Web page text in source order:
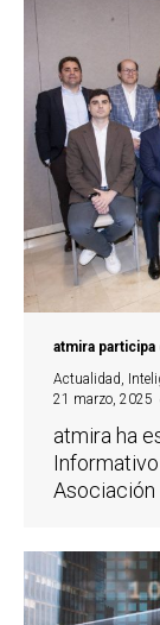
atmira
Actualidad,
21 marzo, 2025
atmira ha
Asociación